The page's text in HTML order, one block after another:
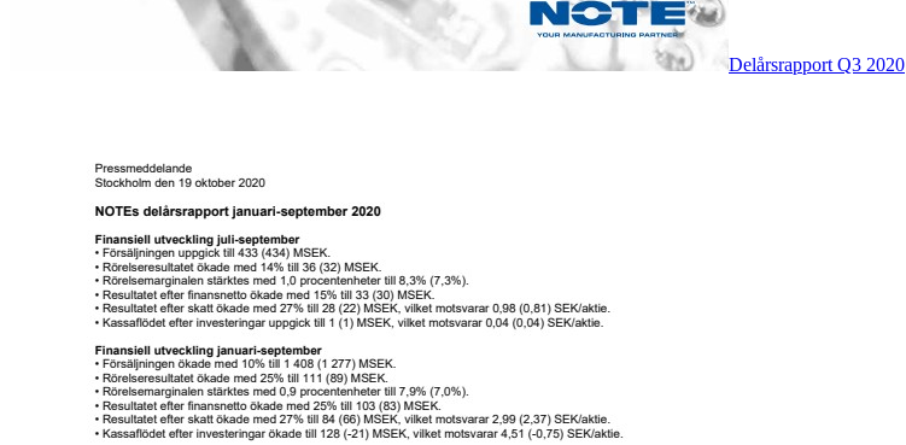
Delårsrapport Q3 2020